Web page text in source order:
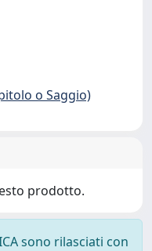
o Saggio)
prodotto.
sono rilasciati con